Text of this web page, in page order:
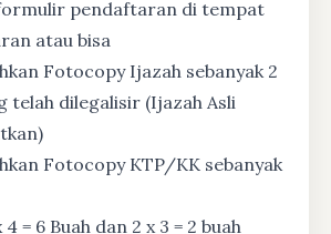
pendaftaran di tempat
atau bisa
Fotocopy Ijazah sebanyak 2
telah dilegalisir (Ijazah Asli
Fotocopy KTP/KK sebanyak
= 6 Buah dan 2 x 3 = 2 buah